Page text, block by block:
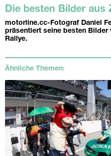
Die besten Bilder aus
motorline.cc-Fotograf Daniel
präsentiert seine besten Bilder
Rallye.
Ähnliche Themen: